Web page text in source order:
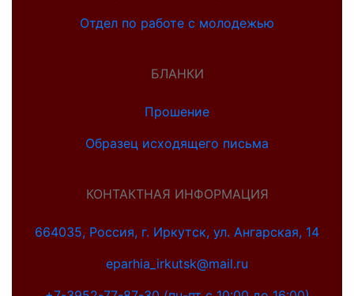
Отдел по работе с молодежью
БЛАНКИ
Прошение
Образец исходящего письма
КОНТАКТНАЯ ИНФОРМАЦИЯ
664035, Россия, г. Иркутск, ул. Ангарская, 14
eparhia_irkutsk@mail.ru